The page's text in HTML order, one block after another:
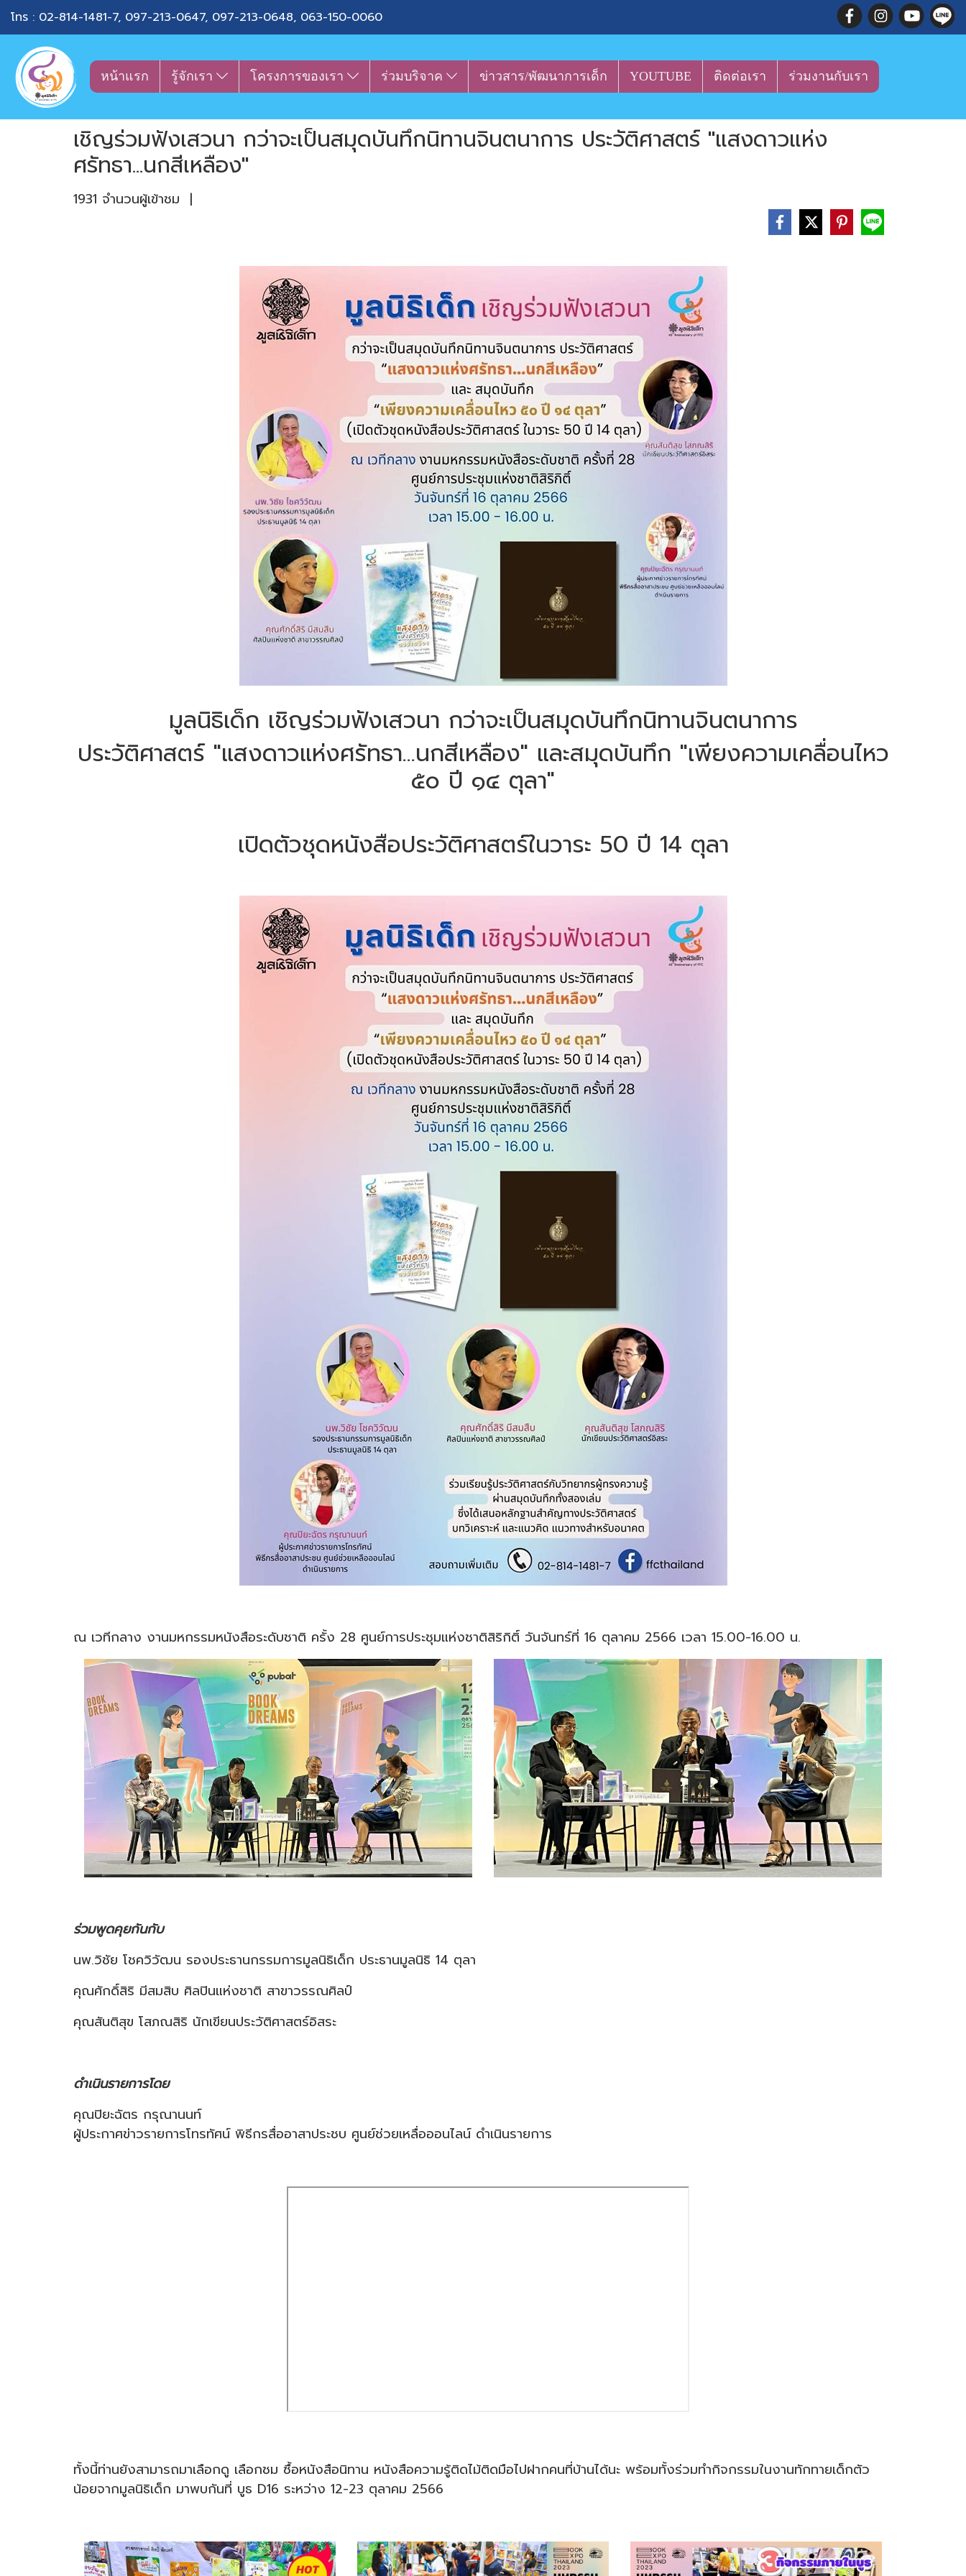
โทร : 02-814-1481-7, 097-213-0647, 097-213-0648, 063-150-0060
หน้าแรก รู้จักเรา โครงการของเรา ร่วมบริจาค ข่าวสาร/พัฒนาการเด็ก YOUTUBE ติดต่อเรา ร่วมงานกับเรา
เชิญร่วมฟังเสวนา กว่าจะเป็นสมุดบันทึกนิทานจินตนาการ ประวัติศาสตร์ "แสงดาวแห่ง
ศรัทธา...นกสีเหลือง"
1931 จำนวนผู้เข้าชม |
มูลนิธิเด็ก เชิญร่วมฟังเสวนา กว่าจะเป็นสมุดบันทึกนิทานจินตนาการ
ประวัติศาสตร์ "แสงดาวแห่งศรัทธา...นกสีเหลือง" และสมุดบันทึก "เพียงความเคลื่อนไหว
๕๐ ปี ๑๔ ตุลา"
เปิดตัวชุดหนังสือประวัติศาสตร์ในวาระ 50 ปี 14 ตุลา
ณ เวทีกลาง งานมหกรรมหนังสือระดับชาติ ครั้ง 28 ศูนย์การประชุมแห่งชาติสิริกิติ์ วันจันทร์ที่ 16 ตุลาคม 2566 เวลา 15.00-16.00 น.
ร่วมพูดคุยกันกับ
นพ.วิชัย โชควิวัฒน รองประธานกรรมการมูลนิธิเด็ก ประธานมูลนิธิ 14 ตุลา
คุณศักดิ์สิริ มีสมสิบ ศิลปินแห่งชาติ สาขาวรรณศิลป์
คุณสันติสุข โสภณสิริ นักเขียนประวัติศาสตร์อิสระ
ดำเนินรายการโดย
คุณปิยะฉัตร กรุณานนท์
ผู้ประกาศข่าวรายการโทรทัศน์ พิธีกรสื่ออาสาประชบ ศูนย์ช่วยเหลื่อออนไลน์ ดำเนินรายการ
ทั้งนี้ท่านยังสามารถมาเลือกดู เลือกชม ซื้อหนังสือนิทาน หนังสือความรู้ติดไม้ติดมือไปฝากคนที่บ้านได้นะ พร้อมทั้งร่วมทำกิจกรรมในงานทักทายเด็กตัว
น้อยจากมูลนิธิเด็ก มาพบกันที่ บูธ D16 ระหว่าง 12-23 ตุลาคม 2566